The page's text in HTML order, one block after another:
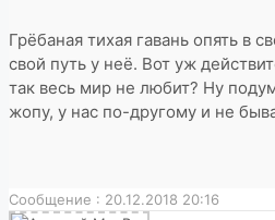
Грёбаная тихая гавань опять в
свой путь у неё. Вот уж
так весь мир не любит? Ну
жопу, у нас по-другому и не
Сообщение : 20.12.2018 20:16